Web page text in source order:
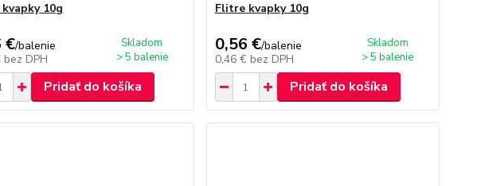
10g
€/balenie
bez DPH
Skladom
> 5 balenie
Pridať do košíka
Flitre kvapky 10g
0,56 €/balenie
0,46 € bez DPH
Skladom
> 5 balenie
Pridať do košíka